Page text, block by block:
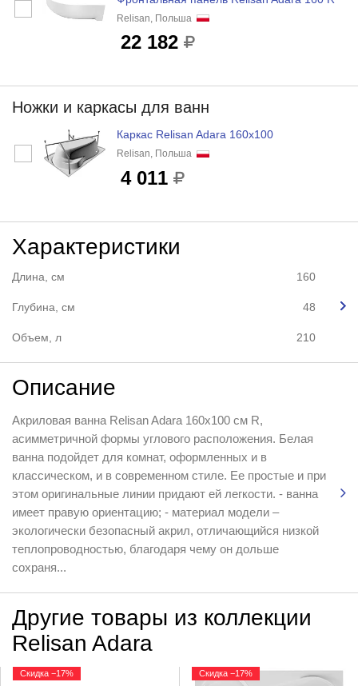
Relisan, Польша
22 182
Ножки и каркасы для ванн
Каркас Relisan Adara 160x100
Relisan, Польша
4 011
Характеристики
Длина, см 160
Глубина, см 48
Объем, л 210
Описание
Акриловая ванна Relisan Adara 160x100 см R,
асимметричной формы углового расположения. Белая
ванна подойдет для комнат, оформленных и в
классическом, и в современном стиле. Ее простые и при
этом оригинальные линии придают ей легкости. - ванна
имеет правую ориентацию; - материал модели –
экологически безопасный акрил, отличающийся низкой
теплопроводностью, благодаря чему он дольше
сохраня...
Другие товары из коллекции
Relisan Adara
Скидка −17% Скидка −17%